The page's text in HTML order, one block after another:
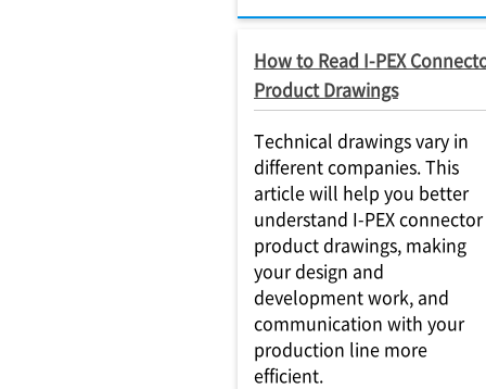
How to Read I-PEX
Product Drawings
Technical drawings vary in
different companies. This
article will help you better
understand I-PEX connector
product drawings, making
your design and
development work, and
communication with your
production line more
efficient.